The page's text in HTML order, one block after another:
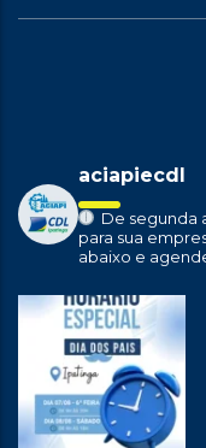
aciapiecdl
De segunda
para sua
abaixo e